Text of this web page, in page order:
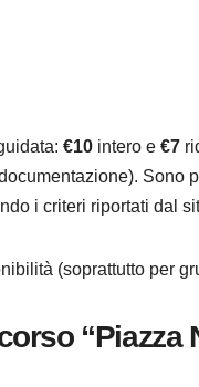
€10 intero e €7
Sono
i criteri riportati dal
(soprattutto per
“Piazza